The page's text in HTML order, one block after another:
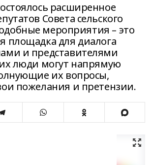
расширенное
Совета сельского
мероприятия – это
площадка для диалога
и представителями
люди могут напрямую
их вопросы,
пожелания и претензии.